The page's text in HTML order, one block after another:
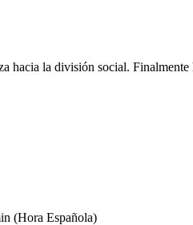
hacia la división social.
(Hora Española)